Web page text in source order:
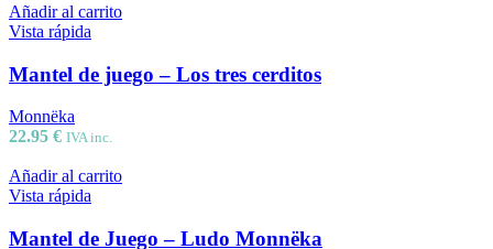
Añadir al carrito
Vista rápida
Mantel de juego – Los tres cerditos
Monnëka
22.95 € IVA inc.
Añadir al carrito
Vista rápida
Mantel de Juego – Ludo Monnëka